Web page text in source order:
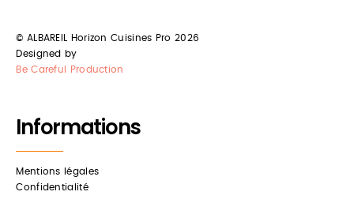
CHAMBRE FROIDE POSITIVE
TOULOUSE
INSTALLATEUR CUISINE TOULOUSE
© ALBAREIL Horizon Cuisines Pro 2026
Designed by
Be Careful Production
Informations
Mentions légales
Confidentialité